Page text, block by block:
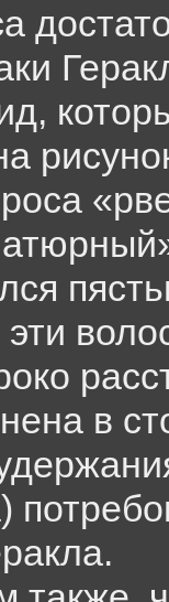
эти
в